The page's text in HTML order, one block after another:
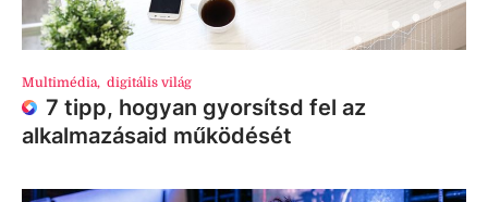
Multimédia, digitális világ
7 tipp, hogyan gyorsítsd fel az
alkalmazásaid működését